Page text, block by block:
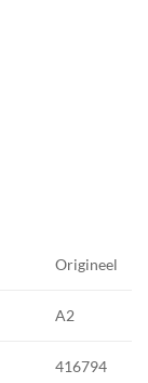
Origineel
A2
416794